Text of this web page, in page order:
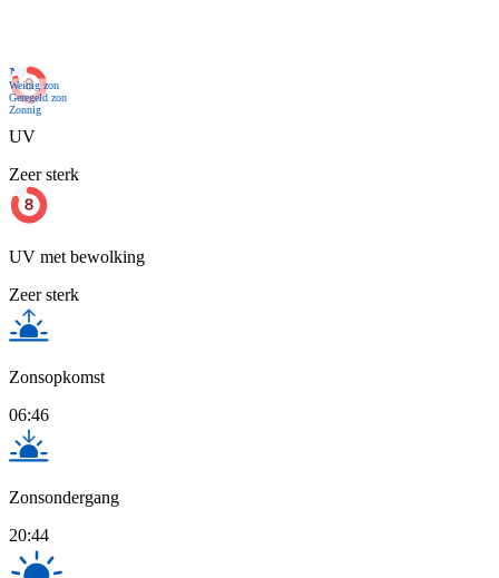
Nu
Weinig zon
Geregeld zon
Zonnig
UV
Zeer sterk
UV met bewolking
Zeer sterk
Zonsopkomst
06:46
Zonsondergang
20:44